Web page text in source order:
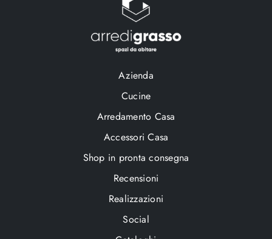
Azienda
Cucine
Arredamento Casa
Accessori Casa
Shop in pronta consegna
Recensioni
Realizzazioni
Social